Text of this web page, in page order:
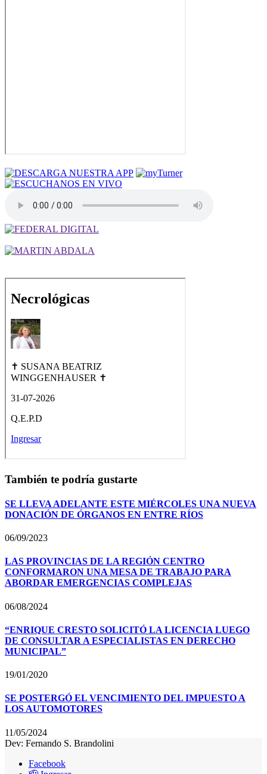
También te podría gustarte
SE LLEVA ADELANTE ESTE MIÉRCOLES UNA NUEVA
DONACIÓN DE ÓRGANOS EN ENTRE RÍOS
06/09/2023
LAS PROVINCIAS DE LA REGIÓN CENTRO
CONFORMARON UNA MESA DE TRABAJO PARA
ABORDAR EMERGENCIAS COMPLEJAS
06/08/2024
“ENRIQUE CRESTO SOLICITÓ LA LICENCIA LUEGO
DE CONSULTAR A ESPECIALISTAS EN DERECHO
MUNICIPAL”
19/01/2020
SE POSTERGÓ EL VENCIMIENTO DEL IMPUESTO A
LOS AUTOMOTORES
11/05/2024
Dev: Fernando S. Brandolini
Facebook